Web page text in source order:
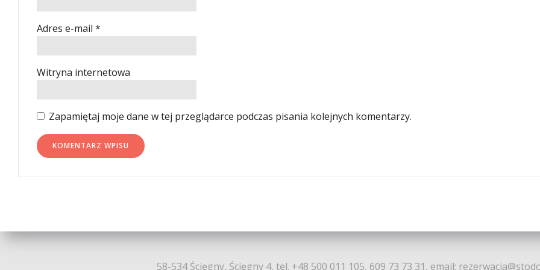
Adres e-mail *
Witryna internetowa
Zapamiętaj moje dane w tej przeglądarce podczas pisania kolejnych komentarzy.
58-534 Ścięgny, Ścięgny 4, tel. +48 500 011 105, 609 73 73 31, email: